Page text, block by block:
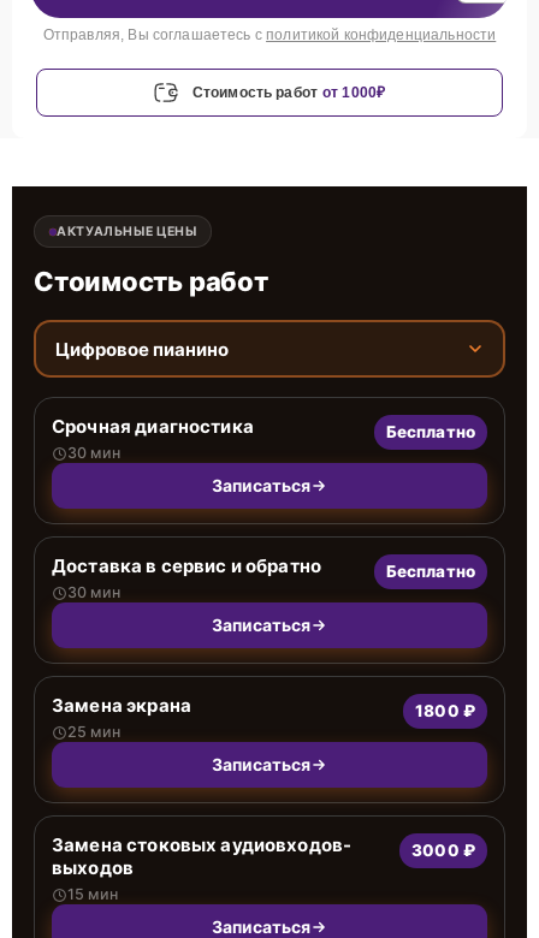
Отправляя, Вы соглашаетесь с политикой конфиденциальности
Стоимость работ от 1000₽
АКТУАЛЬНЫЕ ЦЕНЫ
Стоимость работ
Цифровое пианино
Срочная диагностика
30 мин
Бесплатно
Записаться
Доставка в сервис и обратно
30 мин
Бесплатно
Записаться
Замена экрана
25 мин
1800 ₽
Записаться
Замена стоковых аудиовходов-
выходов
15 мин
3000 ₽
Записаться